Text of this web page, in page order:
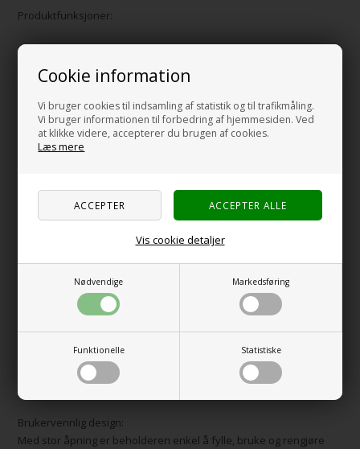
Cookie information
Vi bruger cookies til indsamling af statistik og til trafikmåling.
Vi bruger informationen til forbedring af hjemmesiden. Ved
at klikke videre, accepterer du brugen af cookies.
Læs mere
Nødvendige Markedsføring
Funktionelle Statistiske
Vis cookie detaljer
Produktfunksjoner:
Avansert vakuumisolasjon:
Med sitt dobbeltveggede design holder Primus Food-beholderen
maten varm i flere timer, og sikrer at du kan nyte måltidene dine
som tiltenkt. Kokende vann er etter 6 timer ca. 79 grader
Høykvalitets materialer:
Denne beholderen er laget av 18/8 matkvalitets rustfritt stål, og er
absorbere eller frigjøre smaker, slik at maten og drikken din
holder seg ren og frisk
Lokket fungerer ikke bare som en tett forsegling, men kan også
brukes som et krus eller en liten bolle, noe som gjør det enkelt å
spise eller drikke uansett hvor du er.
Lett å gripe overflate:
Den pulverlakkerte overflaten sikrer et fast grep selv når du
bruker hansker, noe som gjør denne beholderen ideell for
utendørseventyr.
Brukervennlig design:
Med stor åpning er beholderen enkel å fylle, bruke og rengjøre